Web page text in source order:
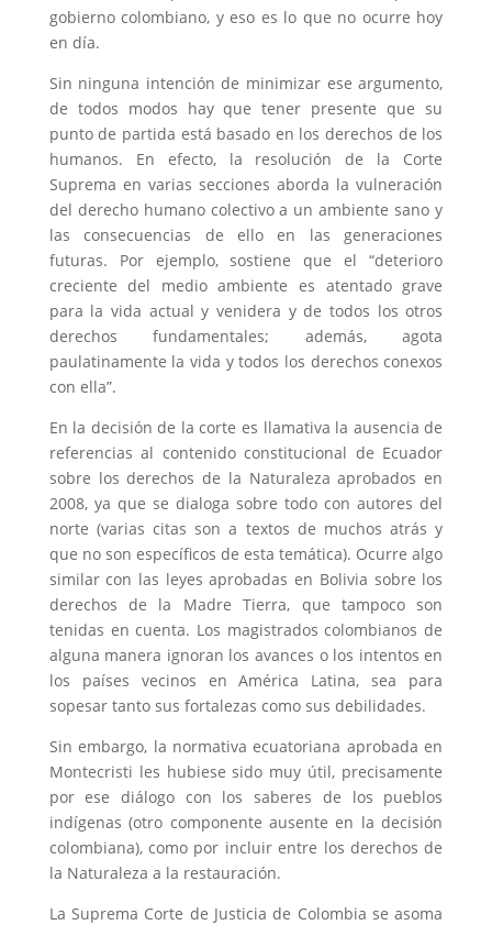
gobierno colombiano, y eso es lo que no ocurre hoy
en día.
Sin ninguna intención de minimizar ese argumento,
de todos modos hay que tener presente que su
punto de partida está basado en los derechos de los
humanos. En efecto, la resolución de la Corte
Suprema en varias secciones aborda la vulneración
del derecho humano colectivo a un ambiente sano y
las consecuencias de ello en las generaciones
futuras. Por ejemplo, sostiene que el “deterioro
creciente del medio ambiente es atentado grave
para la vida actual y venidera y de todos los otros
derechos fundamentales; además, agota
paulatinamente la vida y todos los derechos conexos
con ella”.
En la decisión de la corte es llamativa la ausencia de
referencias al contenido constitucional de Ecuador
sobre los derechos de la Naturaleza aprobados en
2008, ya que se dialoga sobre todo con autores del
norte (varias citas son a textos de muchos atrás y
que no son específicos de esta temática). Ocurre algo
similar con las leyes aprobadas en Bolivia sobre los
derechos de la Madre Tierra, que tampoco son
tenidas en cuenta. Los magistrados colombianos de
alguna manera ignoran los avances o los intentos en
los países vecinos en América Latina, sea para
sopesar tanto sus fortalezas como sus debilidades.
Sin embargo, la normativa ecuatoriana aprobada en
Montecristi les hubiese sido muy útil, precisamente
por ese diálogo con los saberes de los pueblos
indígenas (otro componente ausente en la decisión
colombiana), como por incluir entre los derechos de
la Naturaleza a la restauración.
La Suprema Corte de Justicia de Colombia se asoma